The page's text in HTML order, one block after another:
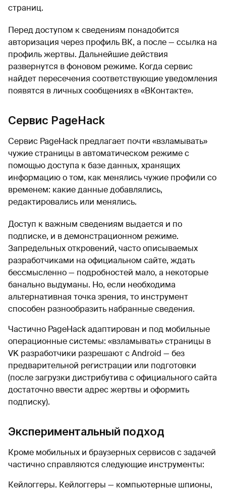
страниц.
Перед доступом к сведениям понадобится
авторизация через профиль ВК, а после — ссылка на
профиль жертвы. Дальнейшие действия
развернутся в фоновом режиме. Когда сервис
найдет пересечения соответствующие уведомления
появятся в личных сообщениях в «ВКонтакте».
Сервис PageHack
Сервис PageHack предлагает почти «взламывать»
чужие страницы в автоматическом режиме с
помощью доступа к базе данных, хранящих
информацию о том, как менялись чужие профили со
временем: какие данные добавлялись,
редактировались или менялись.
Доступ к важным сведениям выдается и по
подписке, и в демонстрационном режиме.
Запредельных откровений, часто описываемых
разработчиками на официальном сайте, ждать
бессмысленно — подробностей мало, а некоторые
банально выдуманы. Но, если необходима
альтернативная точка зрения, то инструмент
способен разнообразить набранные сведения.
Частично PageHack адаптирован и под мобильные
операционные системы: «взламывать» страницы в
VK разработчики разрешают с Android — без
предварительной регистрации или подготовки
(после загрузки дистрибутива с официального сайта
достаточно ввести адрес жертвы и оформить
подписку).
Экспериментальный подход
Кроме мобильных и браузерных сервисов с задачей
частично справляются следующие инструменты:
Кейлоггеры. Кейлоггеры — компьютерные шпионы,